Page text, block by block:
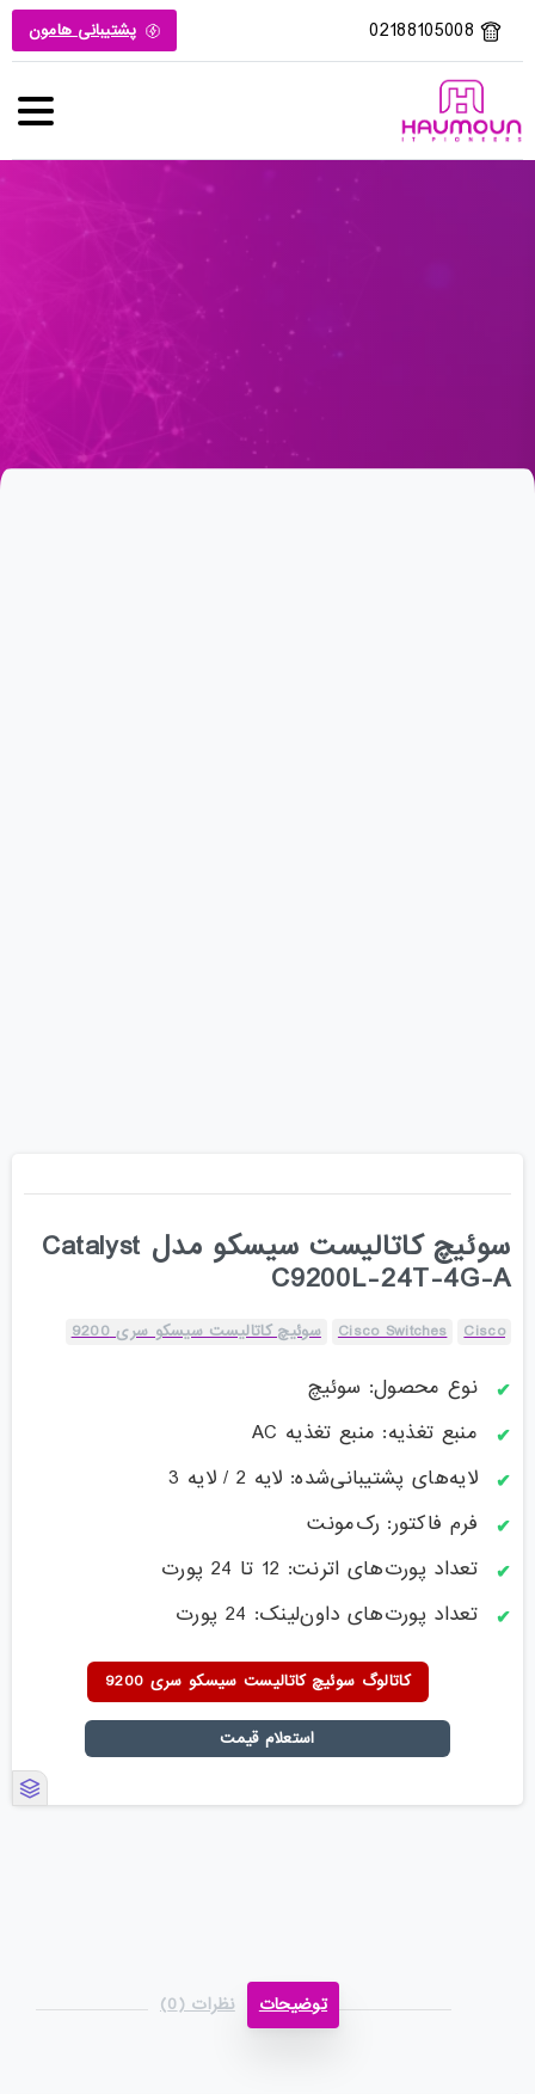
02188105008 پشتیبانی هامون
سوئیچ کاتالیست سیسکو مدل Catalyst
C9200L-24T-4G-A
Cisco
Cisco Switches سوئیچ کاتالیست سیسکو سری 9200
نوع محصول: سوئیچ
منبع تغذیه: منبع تغذیه AC
لایه‌های پشتیبانی‌شده: لایه 2 / لایه 3
فرم فاکتور: رک‌مونت
تعداد پورت‌های اترنت: 12 تا 24 پورت
تعداد پورت‌های داون‌لینک: 24 پورت
کاتالوگ سوئیچ کاتالیست سیسکو سری 9200
استعلام قیمت
توضیحات نظرات (0)